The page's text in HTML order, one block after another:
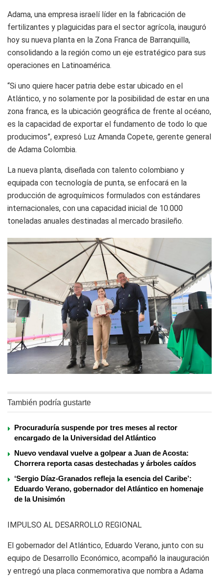
Adama, una empresa israelí líder en la fabricación de
fertilizantes y plaguicidas para el sector agrícola, inauguró
hoy su nueva planta en la Zona Franca de Barranquilla,
consolidando a la región como un eje estratégico para sus
operaciones en Latinoamérica.
“Si uno quiere hacer patria debe estar ubicado en el
Atlántico, y no solamente por la posibilidad de estar en una
zona franca, es la ubicación geográfica de frente al océano,
es la capacidad de exportar el fundamento de todo lo que
producimos”, expresó Luz Amanda Copete, gerente general
de Adama Colombia.
La nueva planta, diseñada con talento colombiano y
equipada con tecnología de punta, se enfocará en la
producción de agroquímicos formulados con estándares
internacionales, con una capacidad inicial de 10.000
toneladas anuales destinadas al mercado brasileño.
También podría gustarte
Procuraduría suspende por tres meses al rector
encargado de la Universidad del Atlántico
Nuevo vendaval vuelve a golpear a Juan de Acosta:
Chorrera reporta casas destechadas y árboles caídos
‘Sergio Díaz-Granados refleja la esencia del Caribe’:
Eduardo Verano, gobernador del Atlántico en homenaje
de la Unisimón
IMPULSO AL DESARROLLO REGIONAL
El gobernador del Atlántico, Eduardo Verano, junto con su
equipo de Desarrollo Económico, acompañó la inauguración
y entregó una placa conmemorativa que nombra a Adama